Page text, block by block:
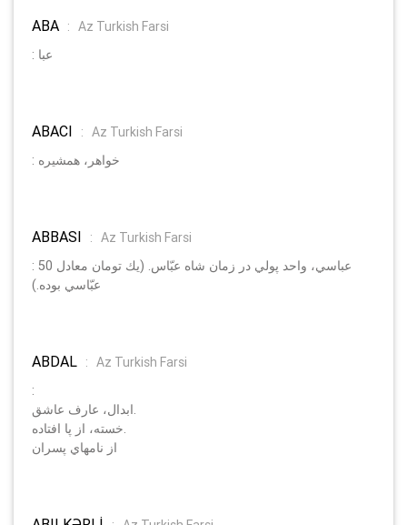
ABA : Az Turkish Farsi
: عبا
ABACI : Az Turkish Farsi
: خواهر، همشيره
ABBASI : Az Turkish Farsi
: عباسي، واحد پولي در زمان شاه عبّاس. (يك تومان معادل 50
عبّاسي بوده.)
ABDAL : Az Turkish Farsi
:
از نامهاي پسران